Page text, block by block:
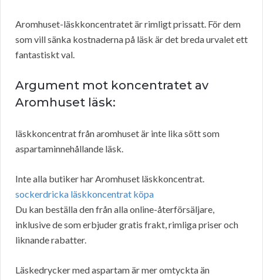
Aromhuset-läskkoncentratet är rimligt prissatt. För dem
som vill sänka kostnaderna på läsk är det breda urvalet ett
fantastiskt val.
Argument mot koncentratet av
Aromhuset läsk:
läskkoncentrat från aromhuset är inte lika sött som
aspartaminnehållande läsk.
Inte alla butiker har Aromhuset läskkoncentrat.
sockerdricka läskkoncentrat köpa
Du kan beställa den från alla online-återförsäljare,
inklusive de som erbjuder gratis frakt, rimliga priser och
liknande rabatter.
Läskedrycker med aspartam är mer omtyckta än